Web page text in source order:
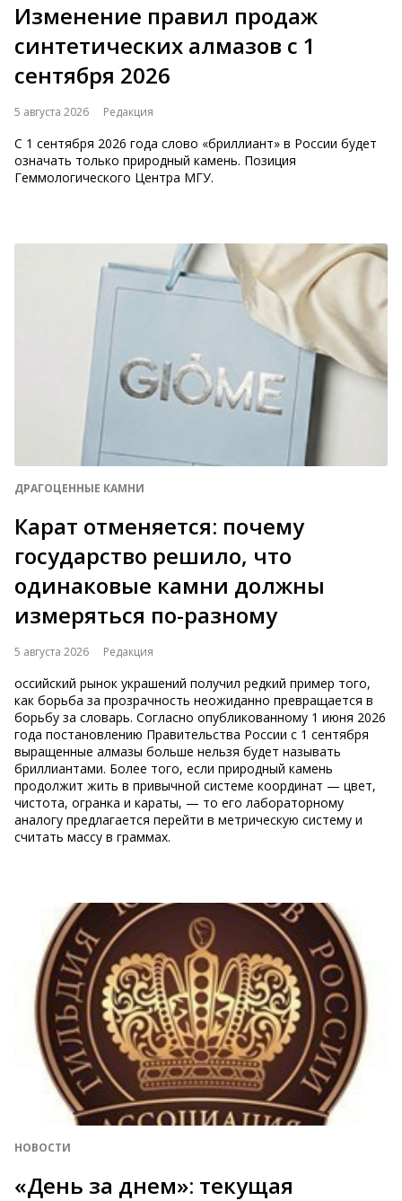
Изменение правил продаж
синтетических алмазов с 1
сентября 2026
5 августа 2026 Редакция
С 1 сентября 2026 года слово «бриллиант» в России будет
означать только природный камень. Позиция
Геммологического Центра МГУ.
ДРАГОЦЕННЫЕ КАМНИ
Карат отменяется: почему
государство решило, что
одинаковые камни должны
измеряться по-разному
5 августа 2026 Редакция
оссийский рынок украшений получил редкий пример того,
как борьба за прозрачность неожиданно превращается в
борьбу за словарь. Согласно опубликованному 1 июня 2026
года постановлению Правительства России с 1 сентября
выращенные алмазы больше нельзя будет называть
бриллиантами. Более того, если природный камень
продолжит жить в привычной системе координат — цвет,
чистота, огранка и караты, — то его лабораторному
аналогу предлагается перейти в метрическую систему и
считать массу в граммах.
НОВОСТИ
«День за днем»: текущая